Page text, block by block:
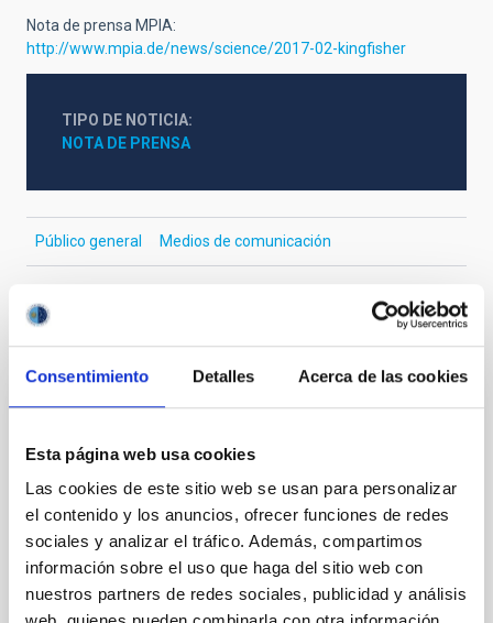
Consentimiento Detalles Acerca de las cookies
Esta página web usa cookies
Las cookies de este sitio web se usan para personalizar
el contenido y los anuncios, ofrecer funciones de redes
sociales y analizar el tráfico. Además, compartimos
información sobre el uso que haga del sitio web con
nuestros partners de redes sociales, publicidad y análisis
Nota de prensa MPIA:
http://www.mpia.de/news/science/2017-02-kingfisher
TIPO DE NOTICIA
NOTA DE PRENSA
Público general Medios de comunicación
Otras noticias relacionadas
El telescopio TTT del Observatorio del
Teide detecta el primer "jet" periódico y
oscilante en un cometa interestelar
El hallazgo, realizado en una colaboración entre el
Grupo de Sistema Solar del IAC y Light Bridges,
confirma el periodo de rotación del cometa 3I/ATLAS